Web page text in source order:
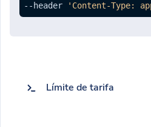
--header
'Content-Type:
Límite de tarifa